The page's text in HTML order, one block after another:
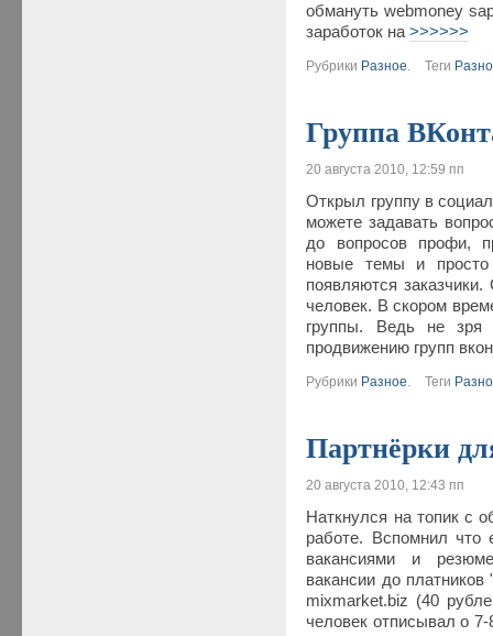
обмануть webmoney
заработок на>>>>>>
Рубрики Разное Теги
Группа
20 августа 2010, 12:59 пп
Открыл группу в
можете задавать
до вопросов профи,
новые темы и просто
появляются
человек. В скором
группы. Ведь не
продвижению групп
Рубрики Разное Теги
Партнёрки
20 августа 2010, 12:43 пп
Наткнулся на топик с
работе. Вспомнил что
вакансиями и
вакансии до
mixmarket.biz (40
человек отписывал о